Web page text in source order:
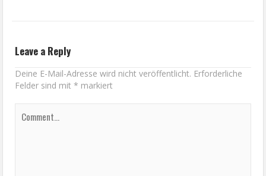
Leave a Reply
Deine E-Mail-Adresse wird nicht veröffentlicht. Erforderliche
Felder sind mit* markiert